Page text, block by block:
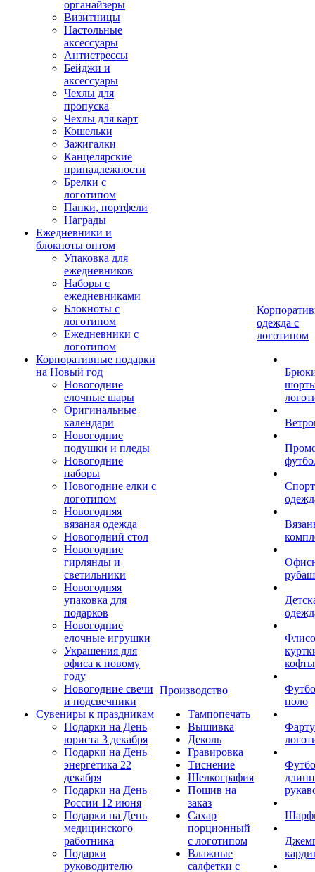
органайзеры
Визитницы
Настольные
аксессуары
Антистрессы
Бейджи и
аксессуары
Чехлы для
пропуска
Чехлы для карт
Кошельки
Зажигалки
Канцелярские
принадлежности
Брелки с
логотипом
Папки, портфели
Награды
Ежедневники и
блокноты оптом
Упаковка для
ежедневников
Наборы с
ежедневниками
Блокноты с
логотипом
Ежедневники с
логотипом
Корпоративные подарки
на Новый год
Новогодние
елочные шары
Оригинальные
календари
Новогодние
подушки и пледы
Новогодние
наборы
Новогодние елки с
логотипом
Новогодняя
вязаная одежда
Новогодний стол
Новогодние
гирлянды и
светильники
Новогодняя
упаковка для
подарков
Новогодние
елочные игрушки
Украшения для
офиса к новому
году
Новогодние свечи
и подсвечники
Сувениры к праздникам
Подарки на День
юриста 3 декабря
Подарки на День
энергетика 22
декабря
Подарки на День
России 12 июня
Подарки на День
медицинского
работника
Подарки
руководителю
Производство
Тампопечать
Вышивка
Деколь
Гравировка
Тиснение
Шелкография
Пошив на
заказ
Сахар
порционный
с логотипом
Влажные
салфетки с
одежда с
логотипом
кофты
поло